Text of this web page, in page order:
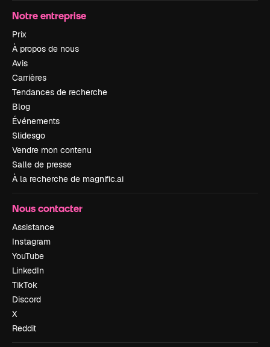
Notre entreprise
Prix
À propos de nous
Avis
Carrières
Tendances de recherche
Blog
Événements
Slidesgo
Vendre mon contenu
Salle de presse
À la recherche de magnific.ai
Nous contacter
Assistance
Instagram
YouTube
LinkedIn
TikTok
Discord
X
Reddit